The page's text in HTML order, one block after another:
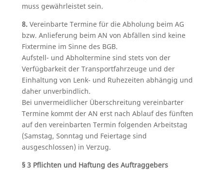
muss gewährleistet sein.
8. Vereinbarte Termine für die Abholung beim AG
bzw. Anlieferung beim AN von Abfällen sind keine
Fixtermine im Sinne des BGB.
Aufstell- und Abholtermine sind stets von der
Verfügbarkeit der Transportfahrzeuge und der
Einhaltung von Lenk- und Ruhezeiten abhängig und
daher unverbindlich.
Bei unvermeidlicher Überschreitung vereinbarter
Termine kommt der AN erst nach Ablauf des fünften
auf den vereinbarten Termin folgenden Arbeitstag
(Samstag, Sonntag und Feiertage sind
ausgeschlossen) in Verzug.
§ 3 Pflichten und Haftung des Auftraggebers